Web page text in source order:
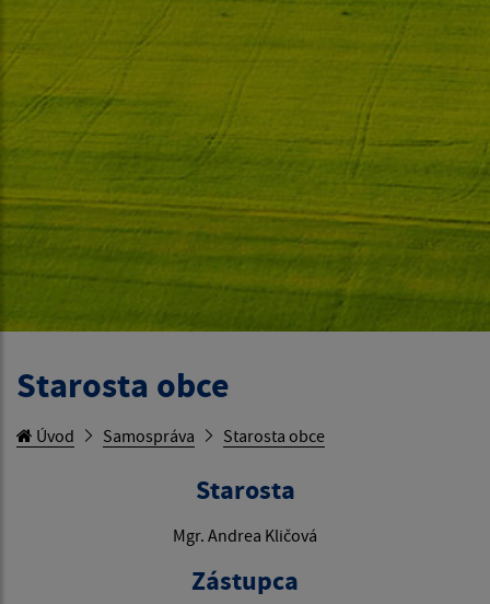
Starosta obce
Úvod Samospráva Starosta obce
Starosta
Mgr. Andrea Kličová
Zástupca